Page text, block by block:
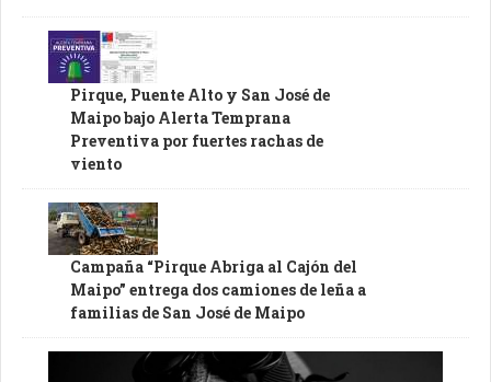
Pirque, Puente Alto y San José de
Maipo bajo Alerta Temprana
Preventiva por fuertes rachas de
viento
Campaña “Pirque Abriga al Cajón del
Maipo” entrega dos camiones de leña a
familias de San José de Maipo